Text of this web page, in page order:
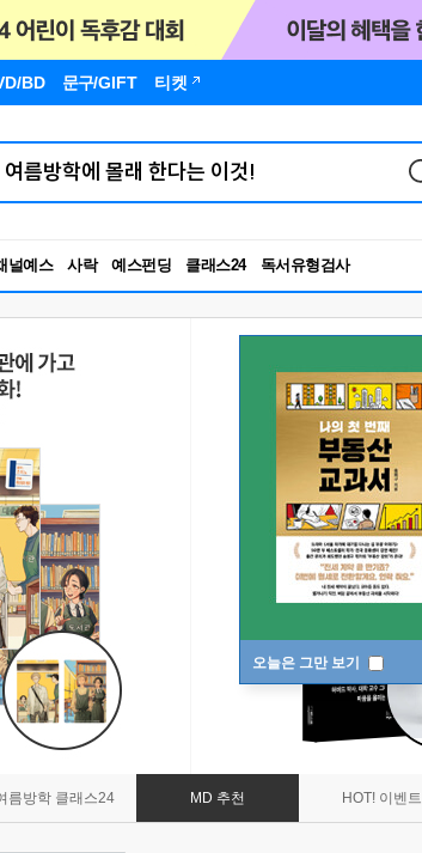
BD 문구/GIFT 티켓
널예스 사락 예스펀딩 클래스24
RBTI Lab
독서유형검사
오늘은 그만 보기
름방학 클래스24 MD 추천 HOT! 이벤트